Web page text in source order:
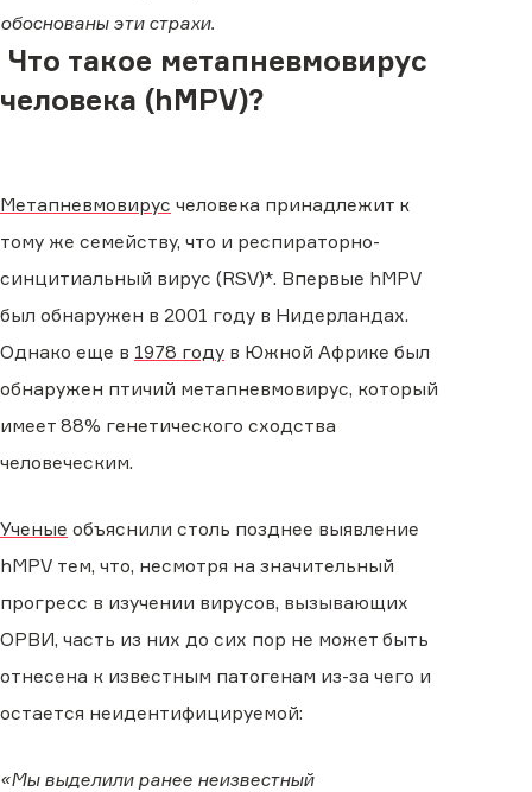
обоснованы эти страхи.
Что такое метапневмовирус
человека (hMPV)?
Метапневмовирус человека принадлежит к
тому же семейству, что и респираторно-
синцитиальный вирус (RSV)*. Впервые hMPV
был обнаружен в 2001 году в Нидерландах.
Однако еще в 1978 году в Южной Африке был
обнаружен птичий метапневмовирус, который
имеет 88% генетического сходства
человеческим.
Ученые объяснили столь позднее выявление
hMPV тем, что, несмотря на значительный
прогресс в изучении вирусов, вызывающих
ОРВИ, часть из них до сих пор не может быть
отнесена к известным патогенам из-за чего и
остается неидентифицируемой:
«Мы выделили ранее неизвестный